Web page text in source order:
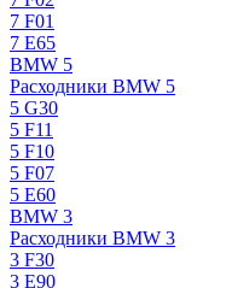
7 F01
7 E65
BMW 5
Расходники BMW 5
5 G30
5 F11
5 F10
5 F07
5 E60
BMW 3
Расходники BMW 3
3 F30
3 E90